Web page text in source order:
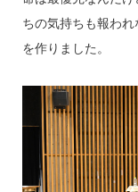
ちの気持ちも報わ
を作りました。